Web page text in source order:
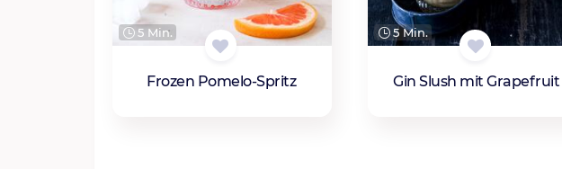
5 Min.
Frozen Pomelo-Spritz
5 Min.
Gin Slush mit Grapefruit